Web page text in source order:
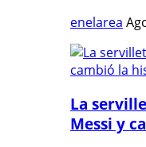
enelarea
La
Messi y